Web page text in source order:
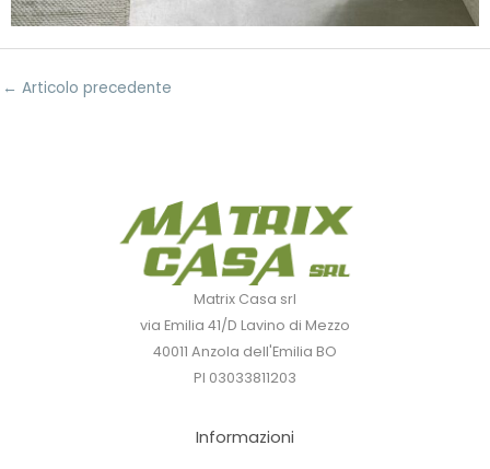
← Articolo precedente
Matrix Casa srl
via Emilia 41/D Lavino di Mezzo
40011 Anzola dell'Emilia BO
PI 03033811203
Informazioni